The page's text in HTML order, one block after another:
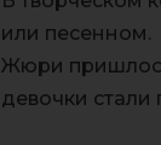
или песенном.
Жюри
девочки